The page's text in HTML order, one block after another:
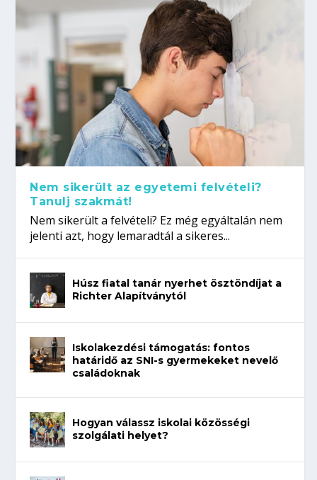
Nem sikerült az egyetemi felvételi?
Tanulj szakmát!
Nem sikerült a felvételi? Ez még egyáltalán nem
jelenti azt, hogy lemaradtál a sikeres...
Húsz fiatal tanár nyerhet ösztöndíjat a
Richter Alapítványtól
Iskolakezdési támogatás: fontos
határidő az SNI-s gyermekeket nevelő
családoknak
Hogyan válassz iskolai közösségi
szolgálati helyet?